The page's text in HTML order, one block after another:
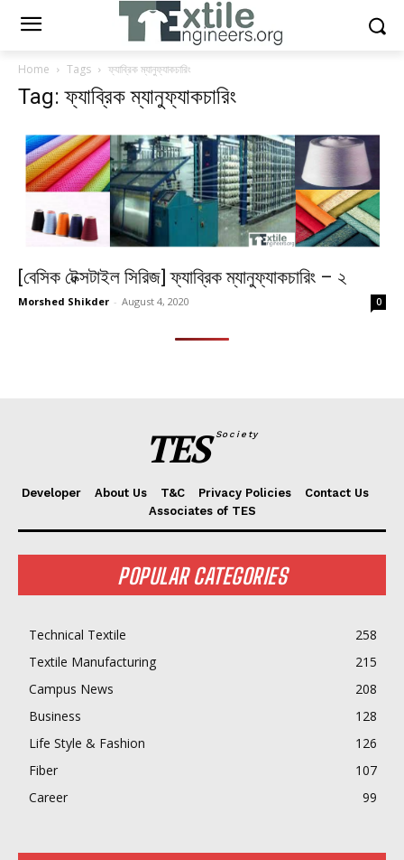
Home Tags ফ্যাব্রিক ম্যানুফ্যাকচারিং
Tag: ফ্যাব্রিক ম্যানুফ্যাকচারিং
[বেসিক টেক্সটাইল সিরিজ] ফ্যাব্রিক ম্যানুফ্যাকচারিং – ২
Morshed Shikder - August 4, 2020 0
TES Society
Developer About Us T&C Privacy Policies
Contact Us
Associates of TES
POPULAR CATEGORIES
Technical Textile
258
Textile Manufacturing
215
Campus News
208
Business
128
Life Style & Fashion
126
Fiber
107
Career
99